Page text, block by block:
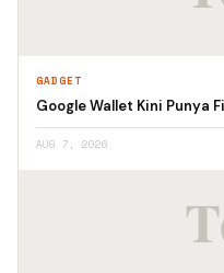
GADGET
Google Wallet Kini Punya
AUG 7, 2026